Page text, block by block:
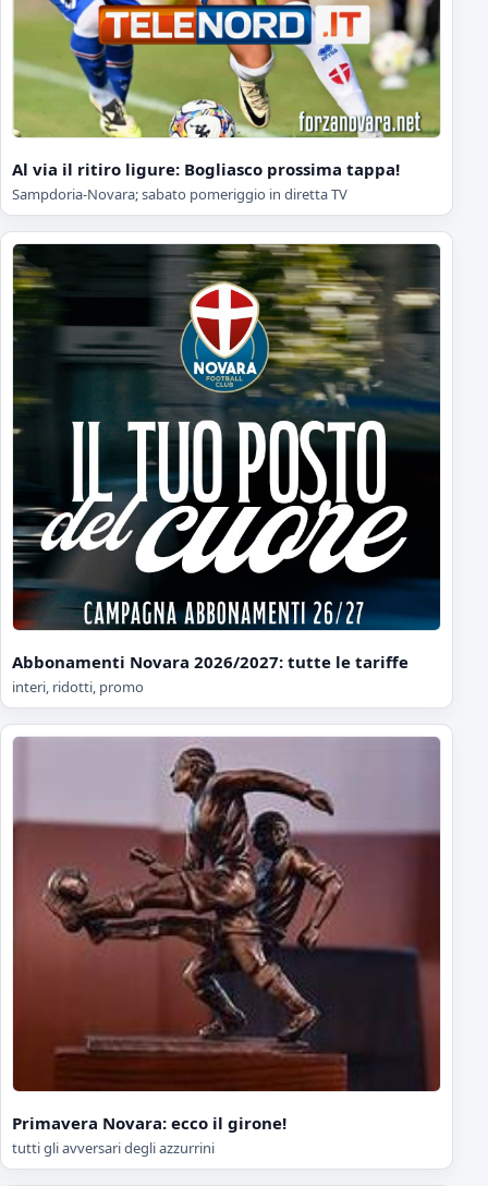
Al via il ritiro ligure: Bogliasco prossima tappa!
Sampdoria-Novara; sabato pomeriggio in diretta TV
Abbonamenti Novara 2026/2027: tutte le tariffe
interi, ridotti, promo
Primavera Novara: ecco il girone!
tutti gli avversari degli azzurrini